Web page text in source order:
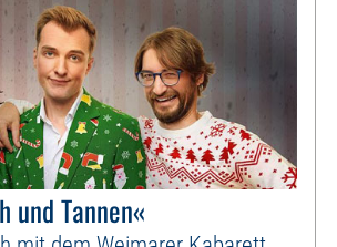
und Tannen«